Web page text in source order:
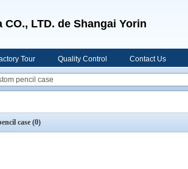
CO., LTD. de Shangai Yorin
Tour Quality Control Contact Us
case (0)